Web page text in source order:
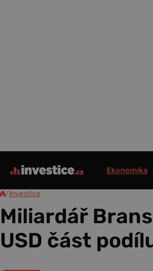
Ekonomika
/Investice
Miliardář
USD část